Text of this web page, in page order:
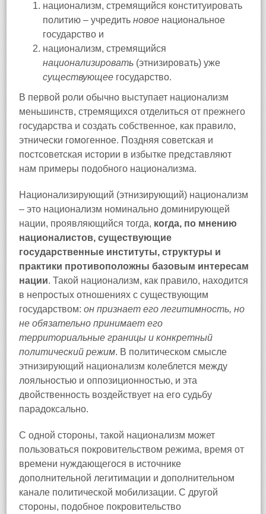
национализм, стремящийся конституировать
политию – учредить новое национальное
государство и
национализм, стремящийся
национализировать (этнизировать) уже
существующее государство.
В первой роли обычно выступает национализм
меньшинств, стремящихся отделиться от прежнего
государства и создать собственное, как правило,
этнически гомогенное. Поздняя советская и
постсоветская истории в избытке представляют
нам примеры подобного национализма.
Национализирующий (этнизирующий) национализм
– это национализм номинально доминирующей
нации, проявляющийся тогда, когда, по мнению
националистов, существующие
государственные институты, структуры и
практики противоположны базовым интересам
нации. Такой национализм, как правило, находится
в непростых отношениях с существующим
государством: он признает его легитимность, но
не обязательно принимает его
территориальные границы и конкретный
политический режим. В политическом смысле
этнизирующий национализм колеблется между
лояльностью и оппозиционностью, и эта
двойственность воздействует на его судьбу
парадоксально.
С одной стороны, такой национализм может
пользоваться покровительством режима, время от
времени нуждающегося в источнике
дополнительной легитимации и дополнительном
канале политической мобилизации. С другой
стороны, подобное покровительство